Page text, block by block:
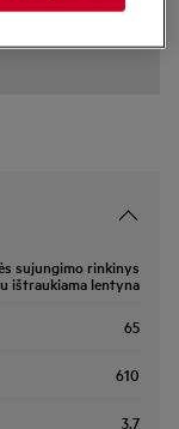
kompaktišku
sujungimo rinkinys
ištraukiama lentyna
65
610
3.7